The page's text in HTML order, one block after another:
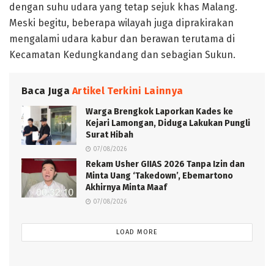
dengan suhu udara yang tetap sejuk khas Malang.
Meski begitu, beberapa wilayah juga diprakirakan
mengalami udara kabur dan berawan terutama di
Kecamatan Kedungkandang dan sebagian Sukun.
Baca Juga Artikel Terkini Lainnya
Warga Brengkok Laporkan Kades ke
Kejari Lamongan, Diduga Lakukan Pungli
Surat Hibah
07/08/2026
Rekam Usher GIIAS 2026 Tanpa Izin dan
Minta Uang ‘Takedown’, Ebemartono
Akhirnya Minta Maaf
07/08/2026
LOAD MORE